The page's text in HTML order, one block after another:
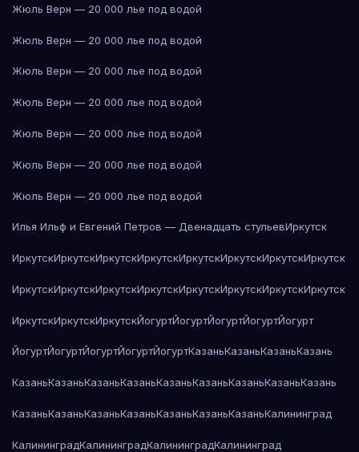
Жюль Верн — 20 000 лье под водой
Жюль Верн — 20 000 лье под водой
Жюль Верн — 20 000 лье под водой
Жюль Верн — 20 000 лье под водой
Жюль Верн — 20 000 лье под водой
Жюль Верн — 20 000 лье под водой
Жюль Верн — 20 000 лье под водой
Илья Ильф и Евгений Петров — Двенадцать стульевИркутск
ИркутскИркутскИркутскИркутскИркутскИркутскИркутскИркутск
ИркутскИркутскИркутскИркутскИркутскИркутскИркутскИркутск
ИркутскИркутскИркутскЙогуртЙогуртЙогуртЙогуртЙогурт
ЙогуртЙогуртЙогуртЙогуртЙогуртКазаньКазаньКазаньКазань
КазаньКазаньКазаньКазаньКазаньКазаньКазаньКазаньКазань
КазаньКазаньКазаньКазаньКазаньКазаньКазаньКалининград
КалининградКалининградКалининградКалининград